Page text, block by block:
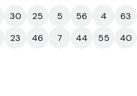
30 25 5 56 4 63
23 46 7 44 55 40